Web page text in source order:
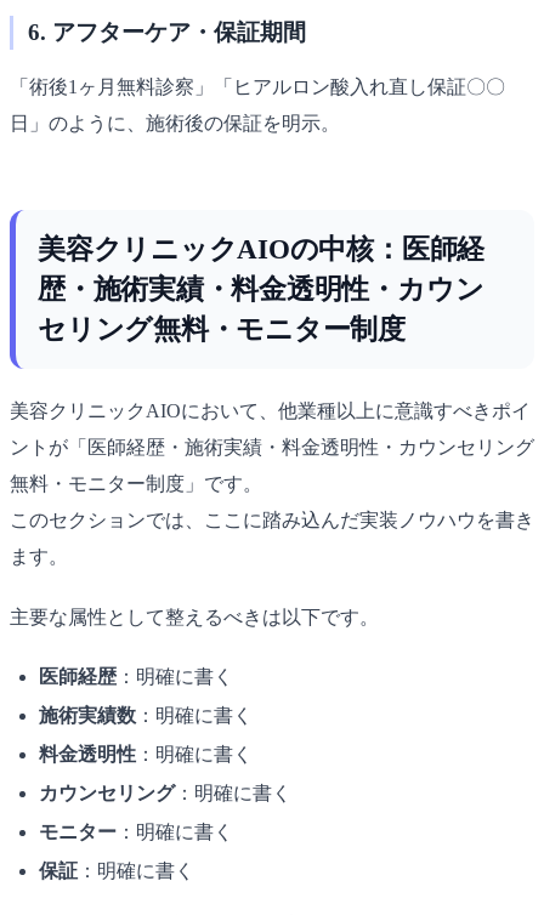
6. アフターケア・保証期間
「術後1ヶ月無料診察」「ヒアルロン酸入れ直し保証〇〇
日」のように、施術後の保証を明示。
美容クリニックAIOの中核：医師経
歴・施術実績・料金透明性・カウン
セリング無料・モニター制度
美容クリニックAIOにおいて、他業種以上に意識すべきポイ
ントが「医師経歴・施術実績・料金透明性・カウンセリング
無料・モニター制度」です。
このセクションでは、ここに踏み込んだ実装ノウハウを書き
ます。
主要な属性として整えるべきは以下です。
医師経歴 ：明確に書く
施術実績数 ：明確に書く
料金透明性 ：明確に書く
カウンセリング：明確に書く
モニター ：明確に書く
保証 ：明確に書く